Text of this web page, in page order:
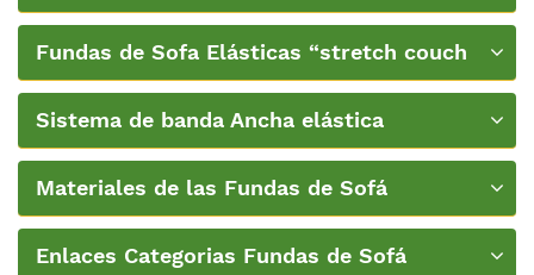
Fundas de Sofa Elásticas “stretch couch
Sistema de banda Ancha elástica
Materiales de las Fundas de Sofá
Enlaces Categorias Fundas de Sofá